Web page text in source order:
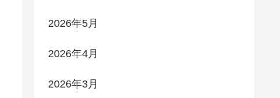
2026年5月
2026年4月
2026年3月